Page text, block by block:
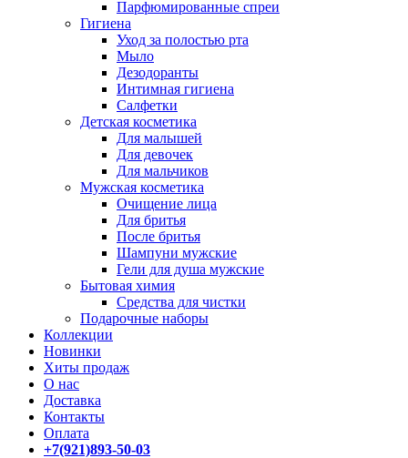
Парфюмированные спреи
Гигиена
Уход за полостью рта
Мыло
Дезодоранты
Интимная гигиена
Салфетки
Детская косметика
Для малышей
Для девочек
Для мальчиков
Мужская косметика
Очищение лица
Для бритья
После бритья
Шампуни мужские
Гели для душа мужские
Бытовая химия
Средства для чистки
Подарочные наборы
Коллекции
Новинки
Хиты продаж
О нас
Доставка
Контакты
Оплата
+7(921)893-50-03